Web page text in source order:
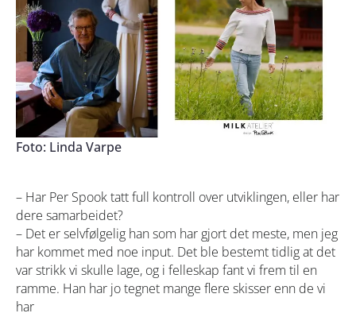
Foto: Linda Varpe
– Har Per Spook tatt full kontroll over utviklingen, eller har
dere samarbeidet?
– Det er selvfølgelig han som har gjort det meste, men jeg
har kommet med noe input. Det ble bestemt tidlig at det
var strikk vi skulle lage, og i felleskap fant vi frem til en
ramme. Han har jo tegnet mange flere skisser enn de vi
har